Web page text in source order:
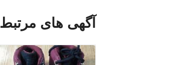
آگهی های مرتبط